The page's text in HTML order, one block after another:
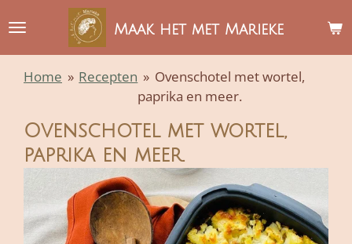
direct
naar
Maak het met Marieke
Home » Recepten » Ovenschotel met wortel,
paprika en meer.
Ovenschotel met wortel,
paprika en meer.